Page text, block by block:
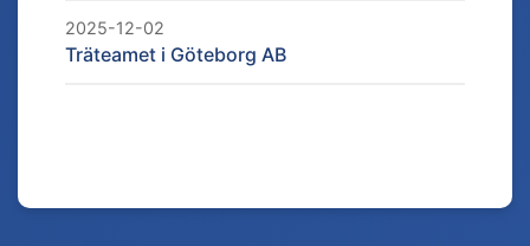
2025-12-02
Träteamet i Göteborg AB